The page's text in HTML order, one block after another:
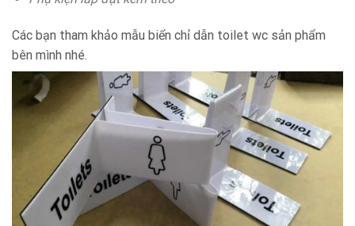
Các bạn tham khảo mẫu biển chỉ dẫn toilet wc sản phẩm
bên mình nhé.